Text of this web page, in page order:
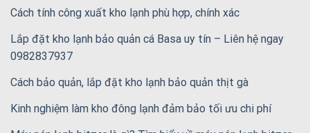
Cách tính công xuất kho lạnh phù hợp, chính xác
Lắp đặt kho lạnh bảo quản cá Basa uy tín – Liên hệ ngay
0982837937
Cách bảo quản, lắp đặt kho lạnh bảo quản thịt gà
Kinh nghiệm làm kho đông lạnh đảm bảo tối ưu chi phí